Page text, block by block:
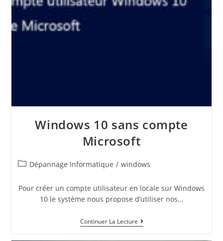
Windows 10 sans compte
Microsoft
Dépannage Informatique / windows
Pour créer un compte utilisateur en locale sur Windows
10 le système nous propose d’utiliser nos…
Continuer La Lecture